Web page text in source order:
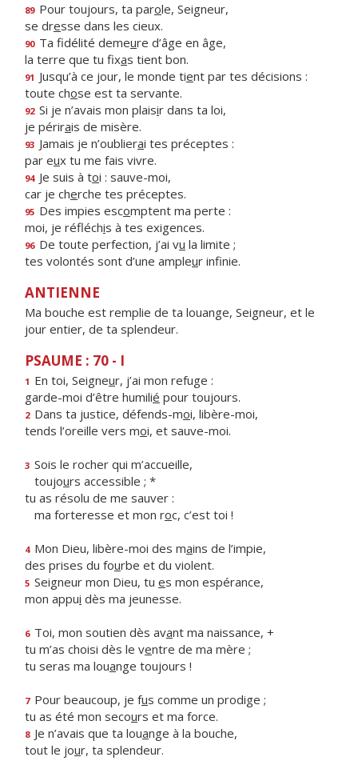
89 Pour toujours, ta parole, Seigneur,
se dresse dans les cieux.
90 Ta fidélité demeure d’âge en âge,
la terre que tu fixas tient bon.
91 Jusqu’à ce jour, le monde tient par tes décisions :
toute chose est ta servante.
92 Si je n’avais mon plaisir dans ta loi,
je périrais de misère.
93 Jamais je n’oublierai tes préceptes :
par eux tu me fais vivre.
94 Je suis à toi : sauve-moi,
car je cherche tes préceptes.
95 Des impies escomptent ma perte :
moi, je réfléchis à tes exigences.
96 De toute perfection, j’ai vu la limite ;
tes volontés sont d’une ampleur infinie.
ANTIENNE
Ma bouche est remplie de ta louange, Seigneur, et le
jour entier, de ta splendeur.
PSAUME : 70 - I
1 En toi, Seigneur, j’ai mon refuge :
garde-moi d’être humilié pour toujours.
2 Dans ta justice, défends-moi, libère-moi,
tends l’oreille vers moi, et sauve-moi.
3 Sois le rocher qui m’accueille,
toujours accessible ; *
tu as résolu de me sauver :
ma forteresse et mon roc, c’est toi !
4 Mon Dieu, libère-moi des mains de l’impie,
des prises du fourbe et du violent.
5 Seigneur mon Dieu, tu es mon espérance,
mon appui dès ma jeunesse.
6 Toi, mon soutien dès avant ma naissance, +
tu m’as choisi dès le ventre de ma mère ;
tu seras ma louange toujours !
7 Pour beaucoup, je fus comme un prodige ;
tu as été mon secours et ma force.
8 Je n’avais que ta louange à la bouche,
tout le jour, ta splendeur.